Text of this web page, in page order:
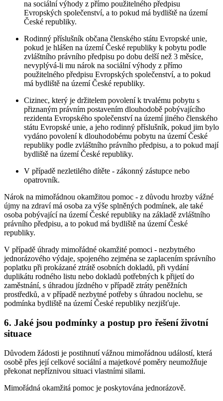
na sociální výhody z přímo použitelného předpisu
Evropských společenství, a to pokud má bydliště na území
České republiky.
Rodinný příslušník občana členského státu Evropské unie,
pokud je hlášen na území České republiky k pobytu podle
zvláštního právního předpisu po dobu delší než 3 měsíce,
nevyplývá-li mu nárok na sociální výhody z přímo
použitelného předpisu Evropských společenství, a to pokud
má bydliště na území České republiky.
Cizinec, který je držitelem povolení k trvalému pobytu s
přiznaným právním postavením dlouhodobě pobývajícího
rezidenta Evropského společenství na území jiného členského
státu Evropské unie, a jeho rodinný příslušník, pokud jim bylo
vydáno povolení k dlouhodobému pobytu na území České
republiky podle zvláštního právního předpisu, a to pokud mají
bydliště na území České republiky.
V případě nezletilého dítěte - zákonný zástupce nebo
opatrovník.
Nárok na mimořádnou okamžitou pomoc - z důvodu hrozby vážné
újmy na zdraví má osoba za výše splněných podmínek, ale také
osoba pobývající na území České republiky na základě zvláštního
právního předpisu, a to pokud má bydliště na území České
republiky.
V případě úhrady mimořádné okamžité pomoci - nezbytného
jednorázového výdaje, spojeného zejména se zaplacením správního
poplatku při prokázané ztrátě osobních dokladů, při vydání
duplikátu rodného listu nebo dokladů potřebných k přijetí do
zaměstnání, s úhradou jízdného v případě ztráty peněžních
prostředků, a v případě nezbytné potřeby s úhradou noclehu, se
podmínka bydliště na území České republiky nezjišťuje.
6. Jaké jsou podmínky a postup pro řešení životní
situace
Důvodem žádosti je postihnutí vážnou mimořádnou událostí, která
osobě přes její celkové sociální a majetkové poměry neumožňuje
překonat nepříznivou situaci vlastními silami.
Mimořádná okamžitá pomoc je poskytována jednorázově.